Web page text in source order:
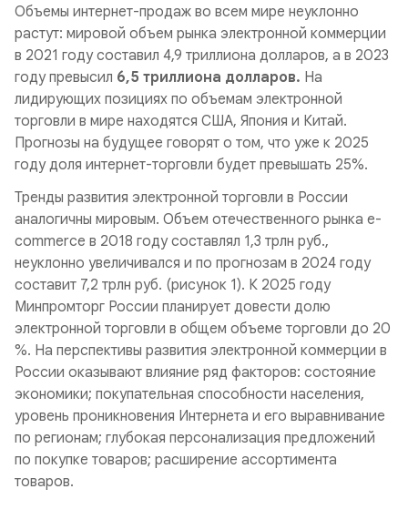
Объемы интернет-продаж во всем мире неуклонно
растут: мировой объем рынка электронной коммерции
в 2021 году составил 4,9 триллиона долларов, а в 2023
году превысил 6,5 триллиона долларов. На
лидирующих позициях по объемам электронной
торговли в мире находятся США, Япония и Китай.
Прогнозы на будущее говорят о том, что уже к 2025
году доля интернет-торговли будет превышать 25%.
Тренды развития электронной торговли в России
аналогичны мировым. Объем отечественного рынка e-
commerce в 2018 году составлял 1,3 трлн руб.,
неуклонно увеличивался и по прогнозам в 2024 году
составит 7,2 трлн руб. (рисунок 1). К 2025 году
Минпромторг России планирует довести долю
электронной торговли в общем объеме торговли до 20
%. На перспективы развития электронной коммерции в
России оказывают влияние ряд факторов: состояние
экономики; покупательная способности населения,
уровень проникновения Интернета и его выравнивание
по регионам; глубокая персонализация предложений
по покупке товаров; расширение ассортимента
товаров.